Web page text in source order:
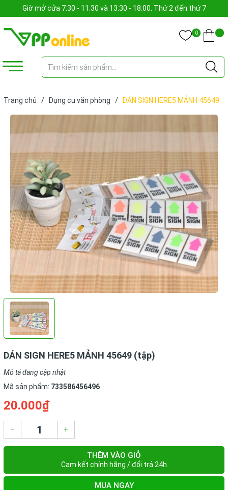
Giờ mở cửa 7:30 - 11:30 và 13:30 - 18:00. Thứ 2 đến thứ 7
0
Trang chủ / Dụng cụ văn phòng /
DÁN SIGN HERE5 MẢNH 45649
DÁN SIGN HERE5 MẢNH 45649 (tập)
Mô tả đang cập nhật
Mã sản phẩm: 733586456496
20.000₫
– +
THÊM VÀO GIỎ
Cam kết chính hãng / đổi trả 24h
MUA NGAY